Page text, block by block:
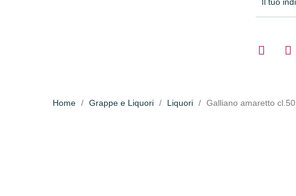
Home Grappe e Liquori Liquori Galliano amaretto cl.50